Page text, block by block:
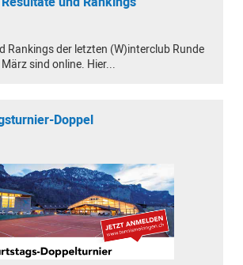
Rankings der letzten (W)interclub Runde
sind online. Hier...
Doppel